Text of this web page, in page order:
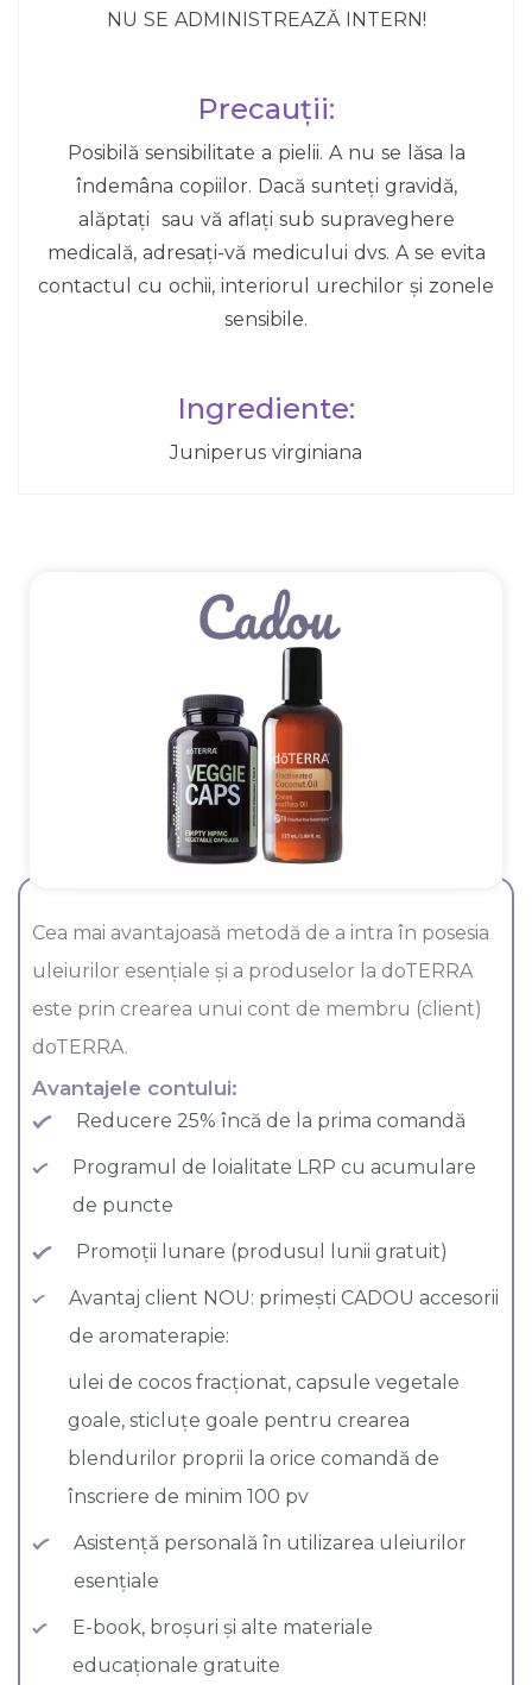
NU SE ADMINISTREAZĂ INTERN!
Precauții:
Posibilă sensibilitate a pielii. A nu se lăsa la
îndemâna copiilor. Dacă sunteți gravidă,
alăptați sau vă aflați sub supraveghere
medicală, adresați-vă medicului dvs. A se evita
contactul cu ochii, interiorul urechilor și zonele
sensibile.
Ingrediente:
Juniperus virginiana
Cea mai avantajoasă metodă de a intra în posesia
uleiurilor esenţiale şi a produselor la doTERRA
este prin crearea unui cont de membru (client)
doTERRA.
Avantajele contului:
Reducere 25% încă de la prima comandă
Programul de loialitate LRP cu acumulare
de puncte
Promoții lunare (produsul lunii gratuit)
Avantaj client NOU: primești CADOU accesorii
de aromaterapie:
ulei de cocos fracționat, capsule vegetale
goale, sticluțe goale pentru crearea
blendurilor proprii la orice comandă de
înscriere de minim 100 pv
Asistență personală în utilizarea uleiurilor
esențiale
E-book, broșuri și alte materiale
educaționale gratuite